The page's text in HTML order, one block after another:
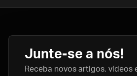
Junte-se a nós!
Receba novos artigos, vídeos